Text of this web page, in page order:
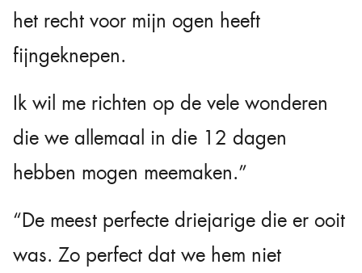
het recht voor mijn ogen heeft
fijngeknepen.
Ik wil me richten op de vele wonderen
die we allemaal in die 12 dagen
hebben mogen meemaken.”
“De meest perfecte driejarige die er ooit
was. Zo perfect dat we hem niet